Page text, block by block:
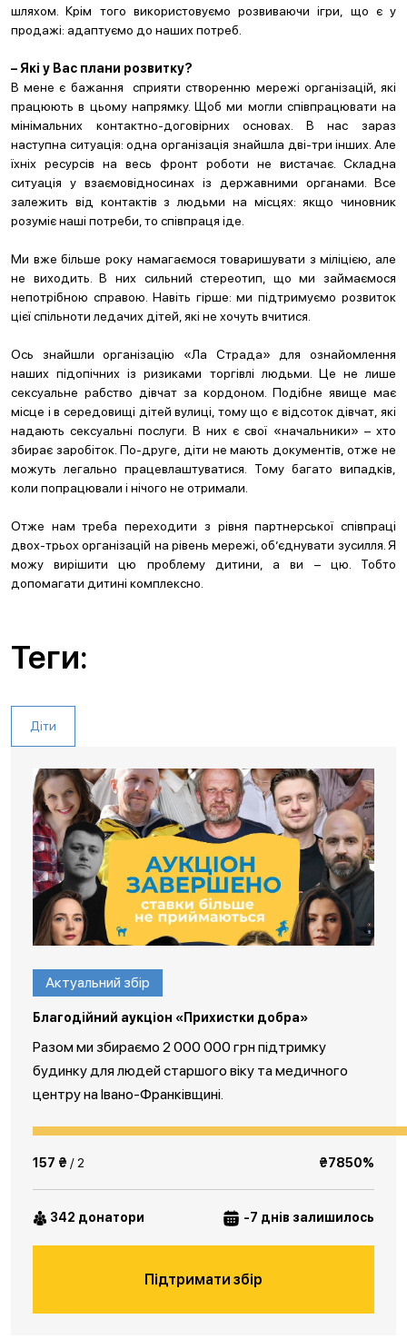
шляхом. Крім того використовуємо розвиваючи ігри, що є у
продажі: адаптуємо до наших потреб.
– Які у Вас плани розвитку?
В мене є бажання сприяти створенню мережі організацій, які
працюють в цьому напрямку. Щоб ми могли співпрацювати на
мінімальних контактно-договірних основах. В нас зараз
наступна ситуація: одна організація знайшла дві-три інших. Але
їхніх ресурсів на весь фронт роботи не вистачає. Складна
ситуація у взаємовідносинах із державними органами. Все
залежить від контактів з людьми на місцях: якщо чиновник
розуміє наші потреби, то співпраця іде.
Ми вже більше року намагаємося товаришувати з міліцією, але
не виходить. В них сильний стереотип, що ми займаємося
непотрібною справою. Навіть гірше: ми підтримуємо розвиток
цієї спільноти ледачих дітей, які не хочуть вчитися.
Ось знайшли організацію «Ла Страда» для ознайомлення
наших підопічних із ризиками торгівлі людьми. Це не лише
сексуальне рабство дівчат за кордоном. Подібне явище має
місце і в середовищі дітей вулиці, тому що є відсоток дівчат, які
надають сексуальні послуги. В них є свої «начальники» – хто
збирає заробіток. По-друге, діти не мають документів, отже не
можуть легально працевлаштуватися. Тому багато випадків,
коли попрацювали і нічого не отримали.
Отже нам треба переходити з рівня партнерської співпраці
двох-трьох організацій на рівень мережі, об’єднувати зусилля. Я
можу вирішити цю проблему дитини, а ви – цю. Тобто
допомагати дитині комплексно.
Теги:
Діти
Актуальний збір
Благодійний аукціон «Прихистки добра»
Разом ми збираємо 2 000 000 грн підтримку
будинку для людей старшого віку та медичного
центру на Івано-Франківщині.
157 ₴ / 2 ₴7850%
342 донатори -7 днів залишилось
Підтримати збір